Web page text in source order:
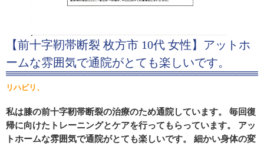
【前十字靭帯断裂 枚方市 10代 女性】アットホ
ームな雰囲気で通院がとても楽しいです。
リハビリ、
私は膝の前十字靭帯断裂の治療のため通院しています。 毎回復
帰に向けたトレーニングとケアを行ってもらっています。 アッ
トホームな雰囲気で通院がとても楽しいです。 細かい身体の変